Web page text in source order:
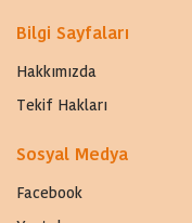
Bilgi Sayfaları
Hakkımızda
Tekif Hakları
Sosyal Medya
Facebook